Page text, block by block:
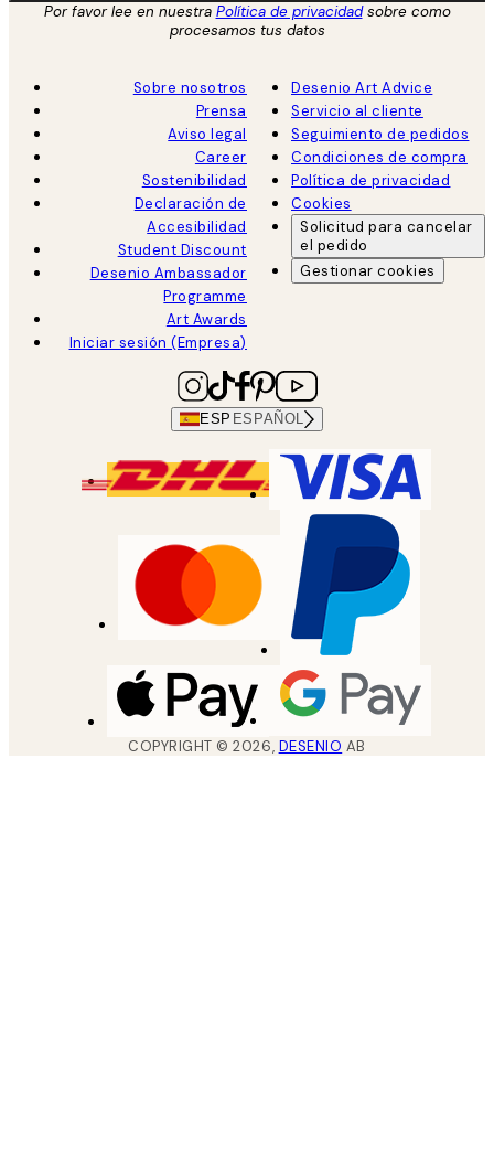
Por favor lee en nuestra Política de privacidadsobre como
procesamos tus datos
Sobre nosotros
Prensa
Aviso legal
Career
Sostenibilidad
Declaración de
Accesibilidad
Student Discount
Desenio Ambassador
Programme
Art Awards
Iniciar sesión (Empresa)
Desenio Art Advice
Servicio al cliente
Seguimiento de pedidos
Condiciones de compra
Política de privacidad
Cookies
Solicitud para cancelar
el pedido
Gestionar cookies
ESP ESPAÑOL
COPYRIGHT ©2026, DESENIO AB